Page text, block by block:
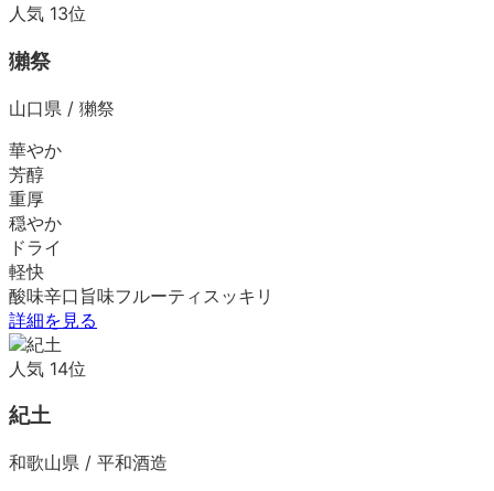
人気 13位
獺祭
山口県 / 獺祭
華やか
芳醇
重厚
穏やか
ドライ
軽快
酸味辛口 旨味フルーティ スッキリ
詳細を見る
人気 14位
紀土
和歌山県 / 平和酒造